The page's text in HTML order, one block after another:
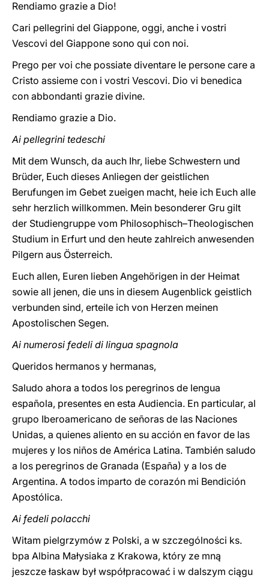
Rendiamo grazie a Dio!
Cari pellegrini del Giappone, oggi, anche i vostri
Vescovi del Giappone sono qui con noi.
Prego per voi che possiate diventare le persone care a
Cristo assieme con i vostri Vescovi. Dio vi benedica
con abbondanti grazie divine.
Rendiamo grazie a Dio.
Ai pellegrini tedeschi
Mit dem Wunsch, da auch Ihr, liebe Schwestern und
Brüder, Euch dieses Anliegen der geistlichen
Berufungen im Gebet zueigen macht, heie ich Euch alle
sehr herzlich willkommen. Mein besonderer Gru gilt
der Studiengruppe vom Philosophisch–Theologischen
Studium in Erfurt und den heute zahlreich anwesenden
Pilgern aus Österreich.
Euch allen, Euren lieben Angehörigen in der Heimat
sowie all jenen, die uns in diesem Augenblick geistlich
verbunden sind, erteile ich von Herzen meinen
Apostolischen Segen.
Ai numerosi fedeli di lingua spagnola
Queridos hermanos y hermanas,
Saludo ahora a todos los peregrinos de lengua
española, presentes en esta Audiencia. En particular, al
grupo Iberoamericano de señoras de las Naciones
Unidas, a quienes aliento en su acción en favor de las
mujeres y los niños de América Latina. También saludo
a los peregrinos de Granada (España) y a los de
Argentina. A todos imparto de corazón mi Bendición
Apostólica.
Ai fedeli polacchi
Witam pielgrzymów z Polski, a w szczególności ks.
bpa Albina Małysiaka z Krakowa, który ze mną
jeszcze łaskaw był współpracować i w dalszym ciągu